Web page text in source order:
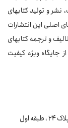
و تولید کتابهای
اصلی این انتشارات
و ترجمه کتابهای
جایگاه ویژه کیفیت